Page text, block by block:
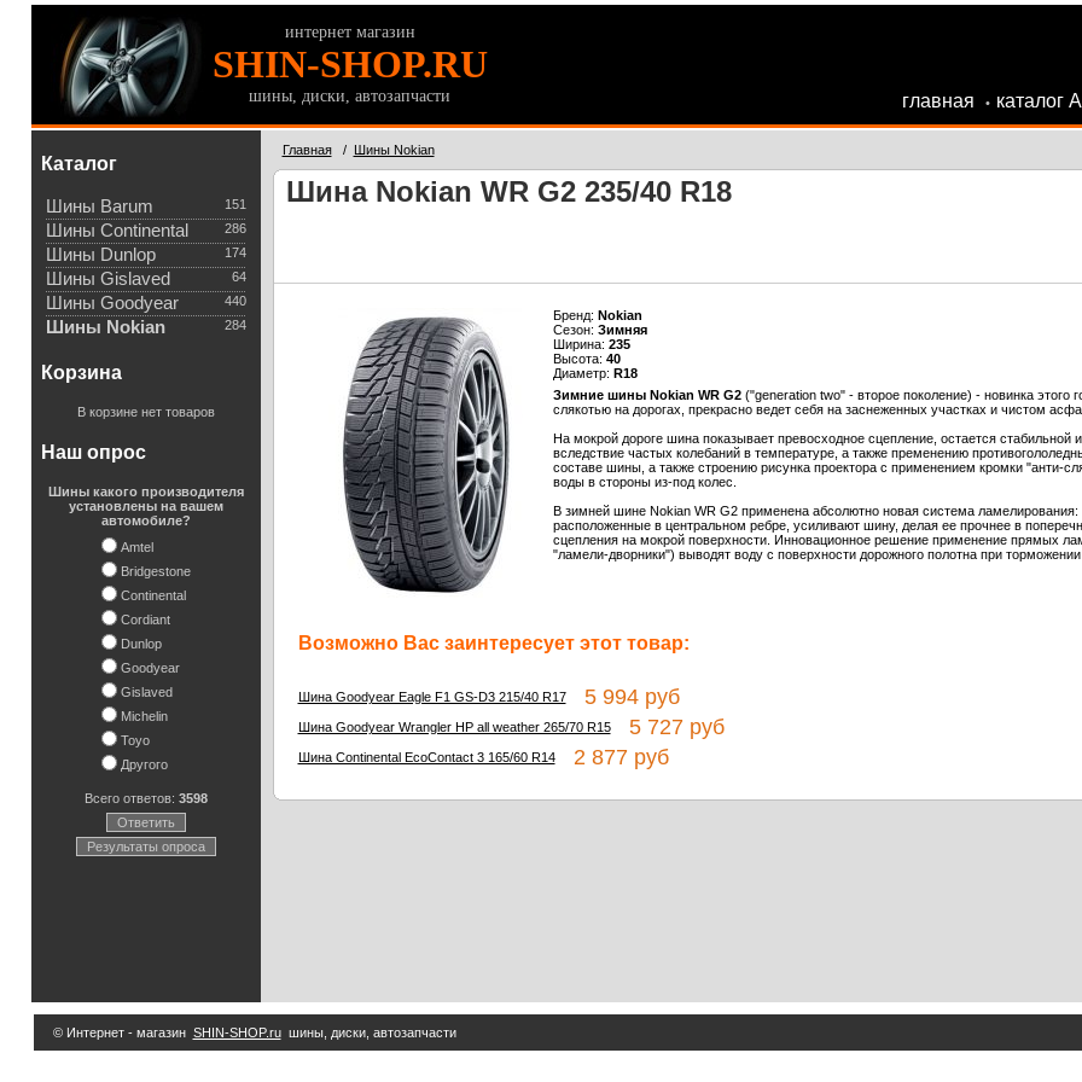
интернет магазин
SHIN-SHOP.RU
шины, диски, автозапчасти главная • каталог
Каталог
151
Шины Barum
286
Шины Continental
174
Шины Dunlop
64
Шины Gislaved
440
Шины Goodyear
284
Шины Nokian
Корзина
В корзине нет товаров
Наш опрос
Шины какого производителя
установлены на вашем
автомобиле?
Amtel
Bridgestone
Continental
Cordiant
Dunlop
Goodyear
Gislaved
Michelin
Toyo
Другого
Всего ответов: 3598
Ответить
Результаты опроса
Главная/ Шины Nokian
Шина Nokian WR G2 235/40 R18
Бренд: Nokian
Сезон: Зимняя
Ширина: 235
Высота: 40
Диаметр: R18
Зимние шины Nokian WR G2("generation two" - второе поколение) - новинка
слякотью на дорогах, прекрасно ведет себя на заснеженных участках и чистом
На мокрой дороге шина показывает превосходное сцепление, остается
вследствие частых колебаний в температуре, а также пременению
составе шины, а также строению рисунка проектора с применением кромки "анти-
воды в стороны из-под колес.
В зимней шине Nokian WR G2 применена абсолютно новая система
расположенные в центральном ребре, усиливают шину, делая ее прочнее в
сцепления на мокрой поверхности. Инновационное решение применение прямых
"ламели-дворники") выводят воду с поверхности дорожного полотна при
Возможно Вас заинтересует этот товар:
Шина Goodyear Eagle F1 GS-D3 215/40 R175 994 руб
Шина Goodyear Wrangler HP all weather 265/70 R155 727 руб
Шина Continental EcoContact 3 165/60 R142 877 руб
© Интернет - магазин SHIN-SHOP.ruшины, диски, автозапчасти